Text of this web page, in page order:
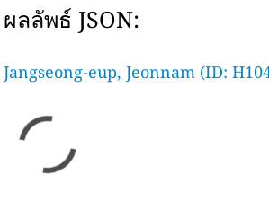
ผลลัพธ์ JSON:
Jangseong-eup, Jeonnam (ID: